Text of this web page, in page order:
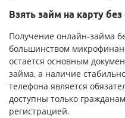
Взять займ на карту
Получение онлайн-займа
большинством
остается основным
займа, а наличие
телефона является
доступны только
регистрацией.